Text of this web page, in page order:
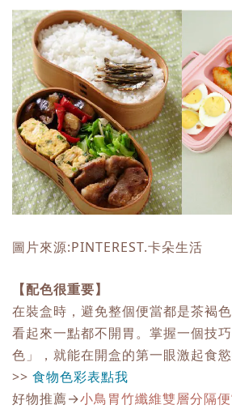
圖片來源:PINTEREST.卡朵生活
【配色很重要】
在裝盒時，避免整個便當都是茶褐
看起來一點都不開胃。掌握一個技
色」，就能在開盒的第一眼激起食慾
>> 食物色彩表點我
好物推薦→小鳥胃竹纖維雙層分隔